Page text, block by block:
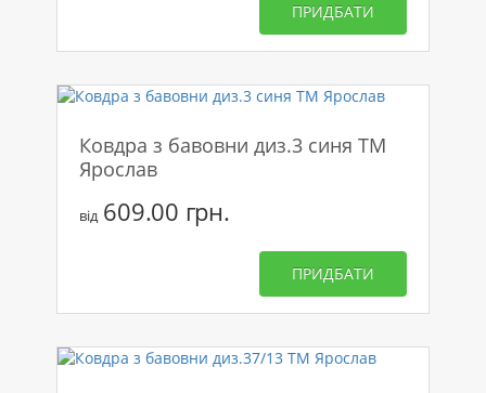
ПРИДБАТИ
Ковдра з бавовни диз.3 синя ТМ
Ярослав
від609.00 грн.
ПРИДБАТИ